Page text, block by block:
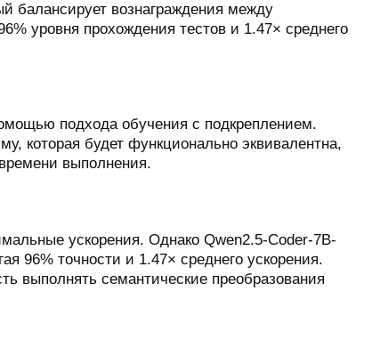
балансирует вознаграждения между
уровня прохождения тестов и 1.47× среднего
подхода обучения с подкреплением.
которая будет функционально эквивалентна,
выполнения.
ускорения. Однако Qwen2.5-Coder-7B-
96% точности и 1.47× среднего ускорения.
выполнять семантические преобразования